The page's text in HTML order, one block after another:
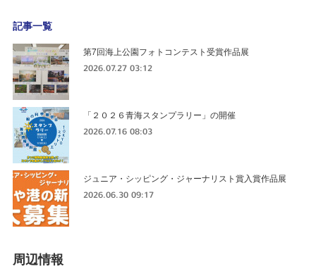
記事一覧
第7回海上公園フォトコンテスト受賞作品展
2026.07.27 03:12
「２０２６青海スタンプラリー」の開催
2026.07.16 08:03
ジュニア・シッピング・ジャーナリスト賞入賞作品展
2026.06.30 09:17
周辺情報